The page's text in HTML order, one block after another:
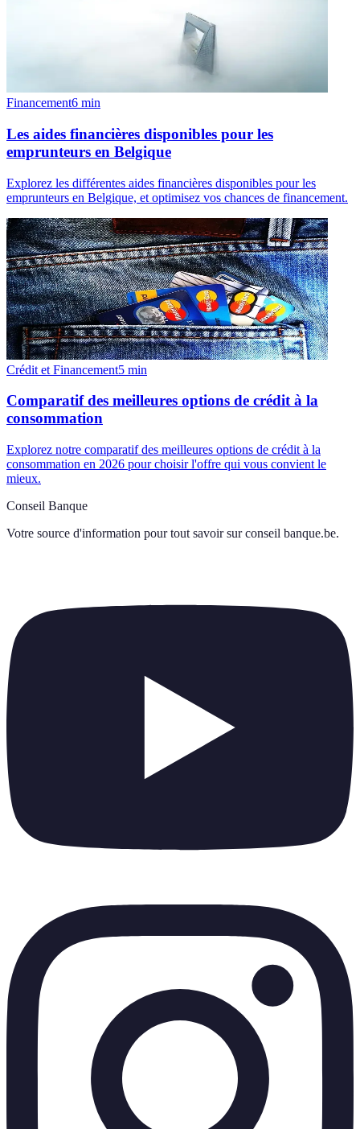
Financement6 min
Les aides financières disponibles pour les
emprunteurs en Belgique
Explorez les différentes aides financières disponibles pour les
emprunteurs en Belgique, et optimisez vos chances de financement.
Crédit et Financement5 min
Comparatif des meilleures options de crédit à la
consommation
Explorez notre comparatif des meilleures options de crédit à la
consommation en 2026 pour choisir l'offre qui vous convient le
mieux.
Conseil Banque
Votre source d'information pour tout savoir sur conseil banque.be.